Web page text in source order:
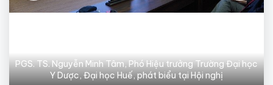
PGS. TS. Nguyễn Minh Tâm, Phó Hiệu trưởng Trường Đại học
Y Dược, Đại học Huế, phát biểu tại Hội nghị